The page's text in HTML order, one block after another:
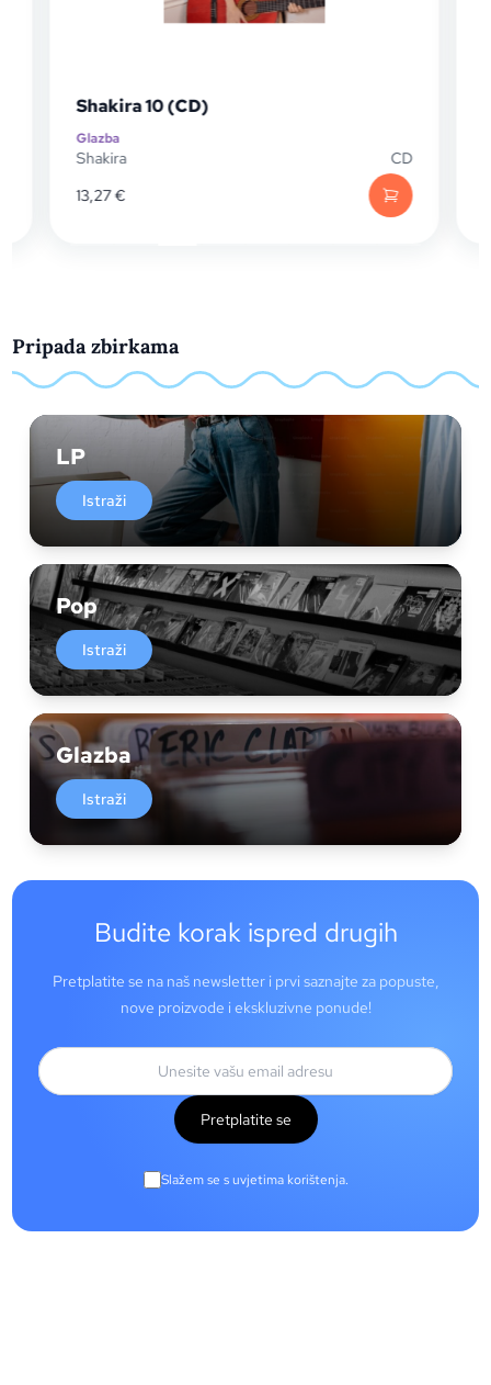
Shakira 10 (CD)
Glazba
Shakira
CD
13,27€
Pripada zbirkama
LP
Istraži
Pop
Istraži
Glazba
Istraži
Budite korak ispred drugih
Pretplatite se na naš newsletter i prvi saznajte za popuste,
nove proizvode i ekskluzivne ponude!
Pretplatite se
Slažem se s uvjetima korištenja.